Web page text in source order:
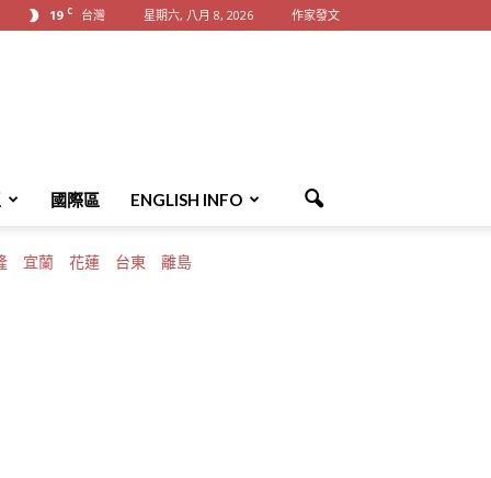
19 C 台灣 星期六, 八月 8, 2026 作家發文
國際區 ENGLISH INFO
宜蘭 花蓮 台東 離島